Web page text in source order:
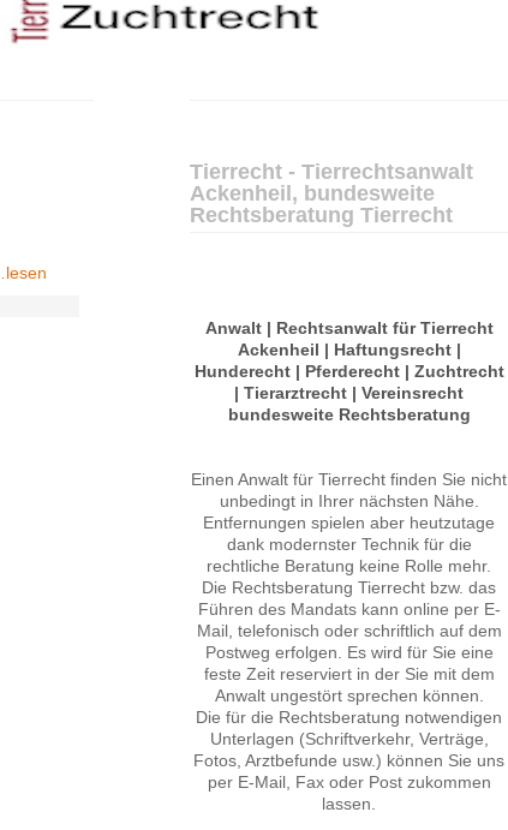
Tierrecht - Tierrechtsanwalt
Ackenheil, bundesweite
Rechtsberatung Tierrecht
Anwalt | Rechtsanwalt für Tierrecht
Ackenheil | Haftungsrecht |
Hunderecht | Pferderecht | Zuchtrecht
| Tierarztrecht | Vereinsrecht
bundesweite Rechtsberatung
Einen Anwalt für Tierrecht finden Sie nicht
unbedingt in Ihrer nächsten Nähe.
Entfernungen spielen aber heutzutage
dank modernster Technik für die
rechtliche Beratung keine Rolle mehr.
Die Rechtsberatung Tierrecht bzw. das
Führen des Mandats kann online per E-
Mail, telefonisch oder schriftlich auf dem
Postweg erfolgen. Es wird für Sie eine
feste Zeit reserviert in der Sie mit dem
Anwalt ungestört sprechen können.
Die für die Rechtsberatung notwendigen
Unterlagen (Schriftverkehr, Verträge,
Fotos, Arztbefunde usw.) können Sie uns
per E-Mail, Fax oder Post zukommen
lassen.